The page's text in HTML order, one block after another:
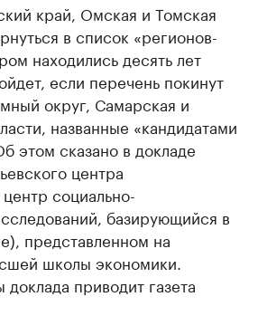
край, Омская и Томская
в список «регионов-
находились десять лет
если перечень покинут
округ, Самарская и
названные «кандидатами
этом сказано в докладе
центра
социально-
базирующийся в
представленном на
школы экономики.
приводит газета